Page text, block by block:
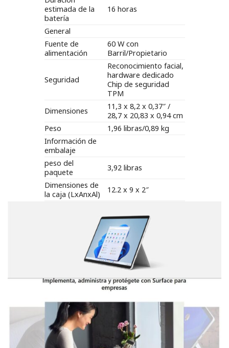
estimada de la
batería
16 horas
General
Fuente de
alimentación
60 W con
Barril/Propietario
Seguridad
Reconocimiento facial,
hardware dedicado
Chip de seguridad
TPM
Dimensiones
11,3 x 8,2 x 0,37″ /
28,7 x 20,83 x 0,94 cm
Peso
1,96 libras/0,89 kg
Información de
embalaje
peso del
paquete
3,92 libras
Dimensiones de
la caja (LxAnxAl)
12.2 x 9 x 2″